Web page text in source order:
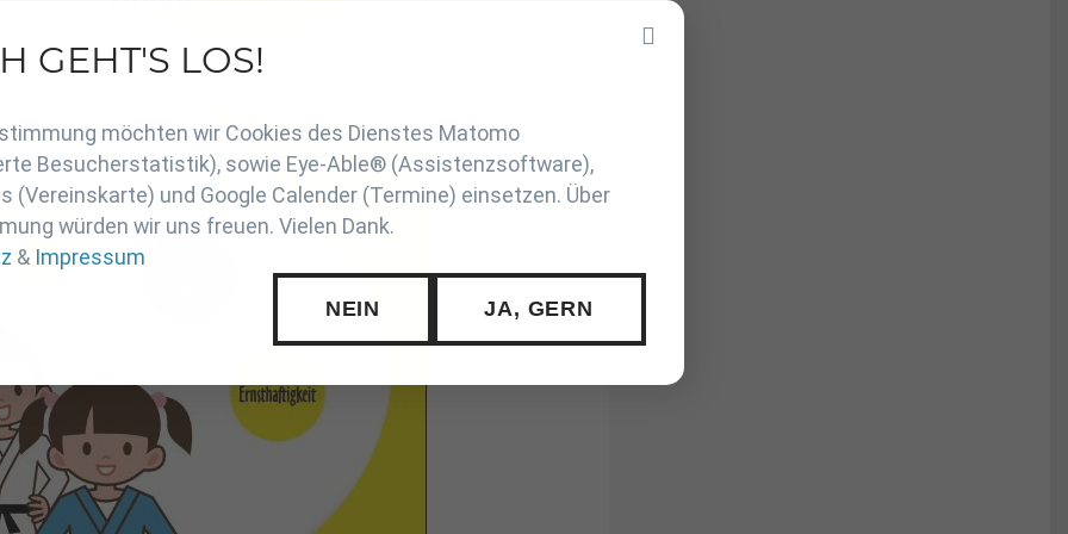
GEHT'S LOS!
möchten wir Cookies des Dienstes Matomo
Besucherstatistik), sowie Eye-Able® (Assistenzsoftware),
(Vereinskarte) und Google Calender (Termine) einsetzen. Über
würden wir uns freuen. Vielen Dank.
& Impressum
NEIN JA, GERN